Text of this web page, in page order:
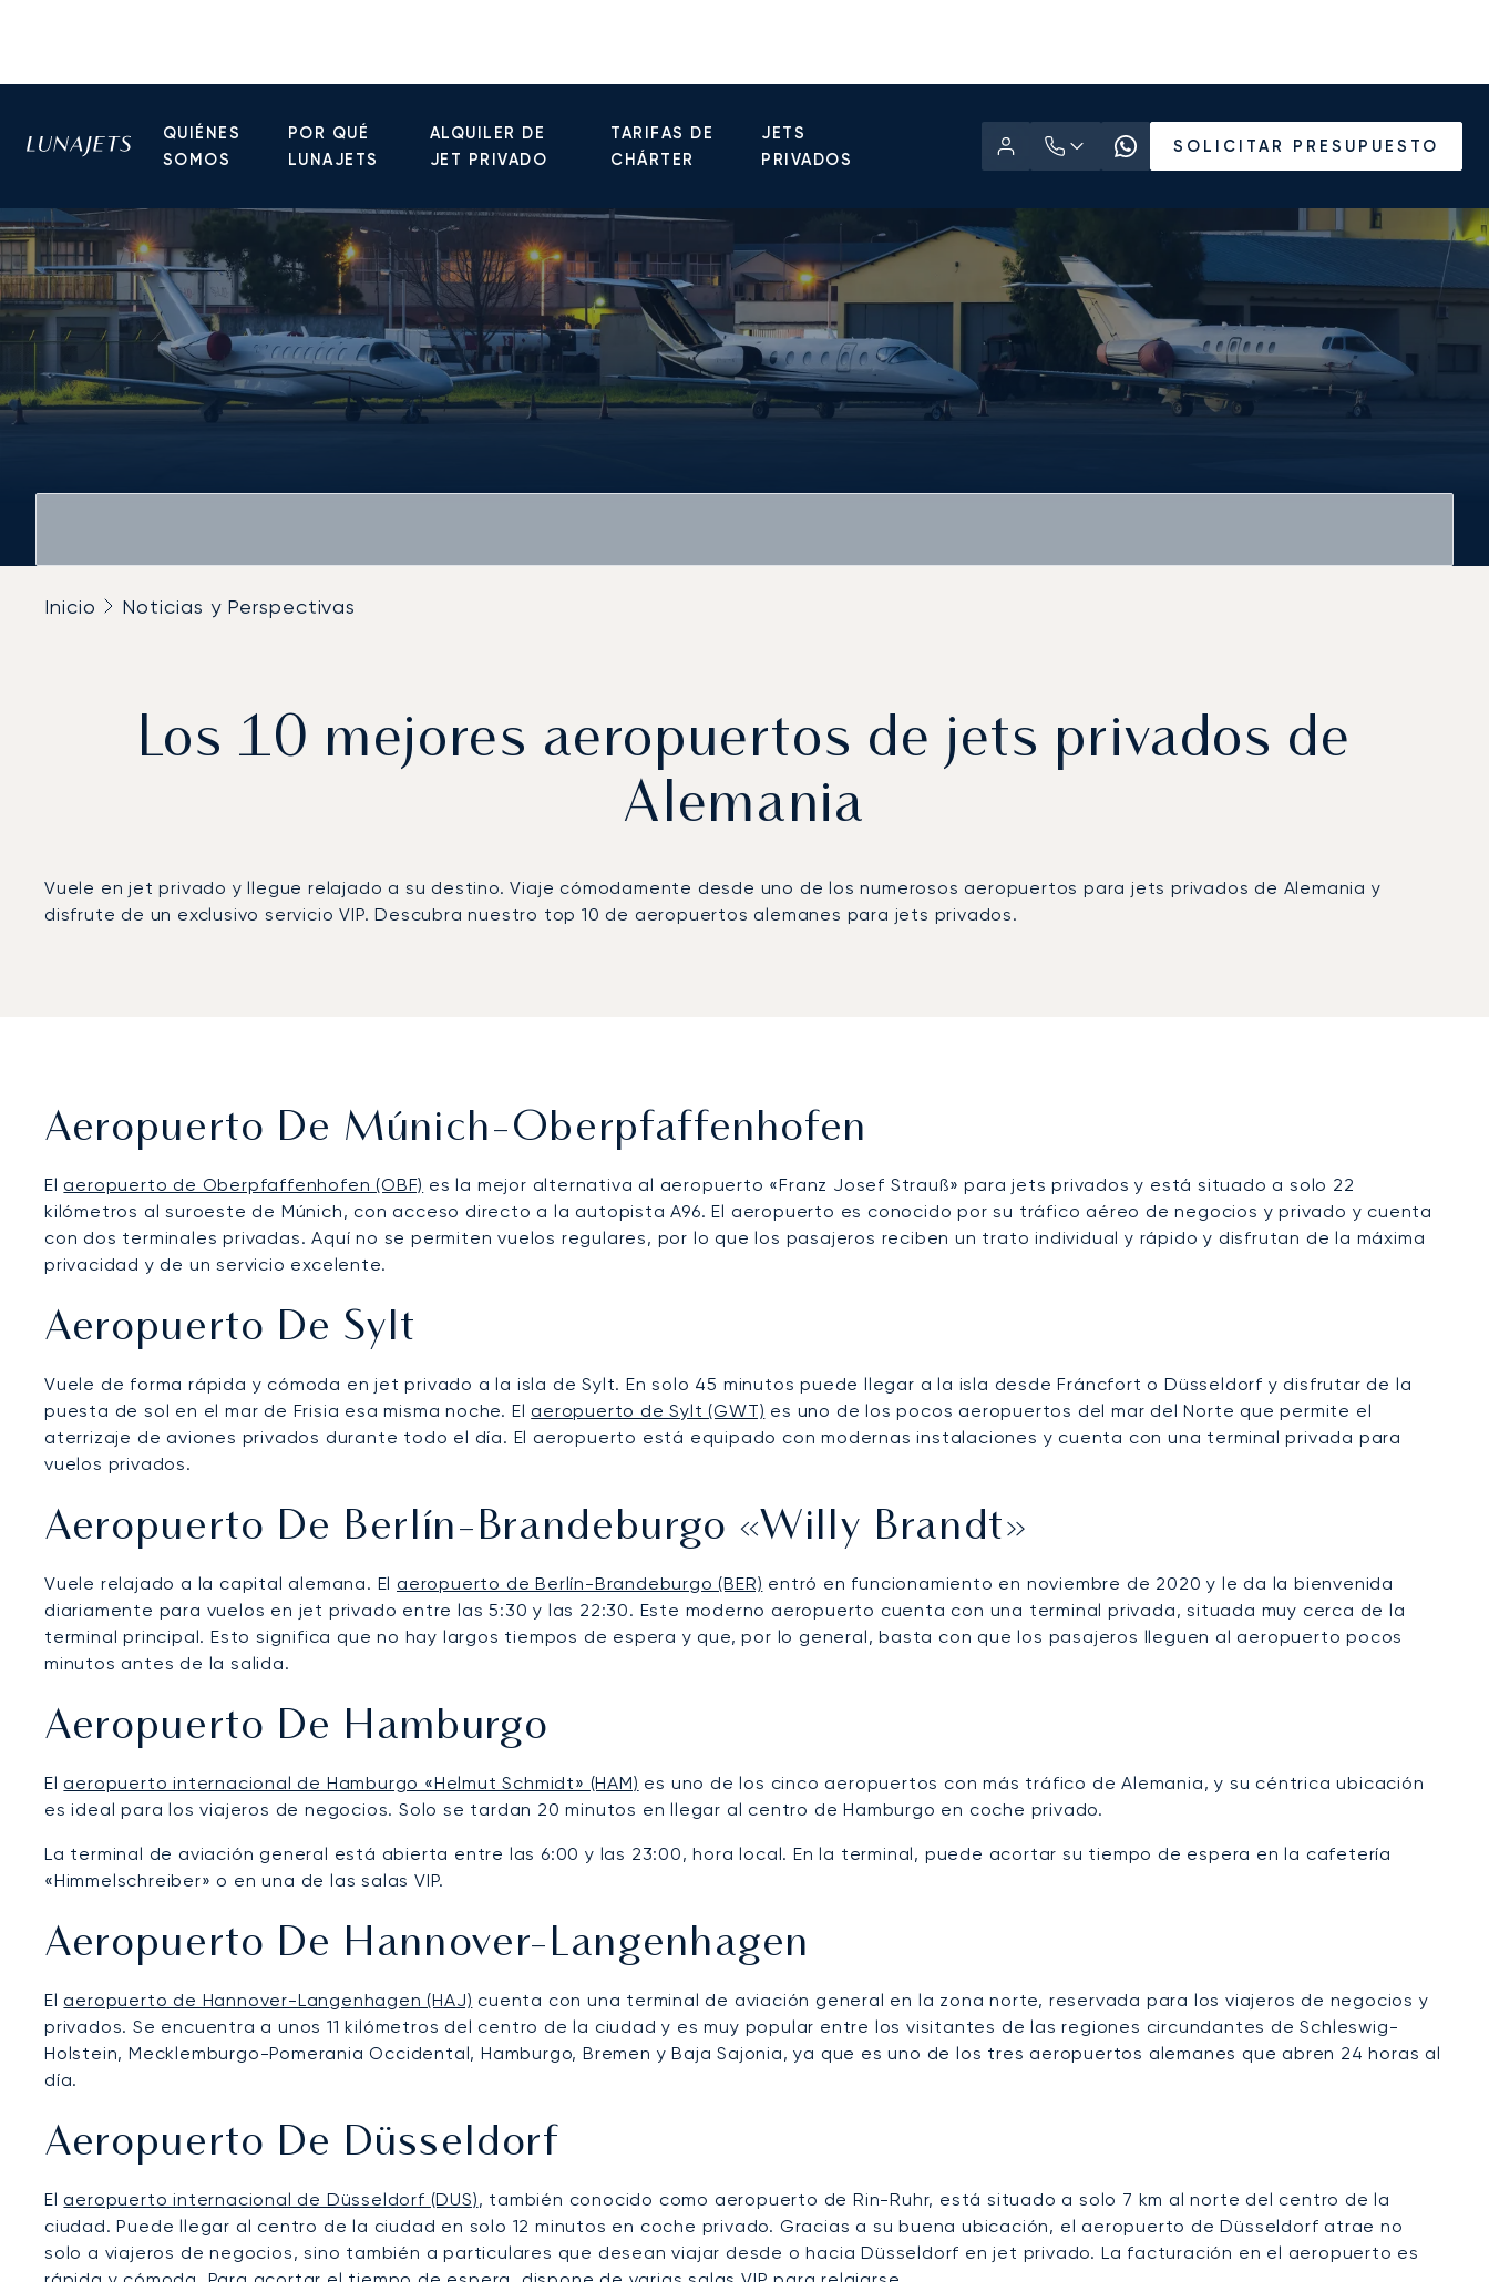
QUIÉNES
SOMOS
POR QUÉ
LUNAJETS
ALQUILER DE
JET PRIVADO
TARIFAS DE
CHÁRTER
JETS
PRIVADOS
SOLICITAR PRESUPUESTO
Inicio Noticias y Perspectivas
Los 10 mejores aeropuertos de jets privados de
Alemania
Vuele en jet privado y llegue relajado a su destino. Viaje cómodamente desde uno de los numerosos aeropuertos para jets privados de Alemania y
disfrute de un exclusivo servicio VIP. Descubra nuestro top 10 de aeropuertos alemanes para jets privados.
Aeropuerto De Múnich-Oberpfaffenhofen
El aeropuerto de Oberpfaffenhofen (OBF) es la mejor alternativa al aeropuerto «Franz Josef Strauß» para jets privados y está situado a solo 22
kilómetros al suroeste de Múnich, con acceso directo a la autopista A96. El aeropuerto es conocido por su tráfico aéreo de negocios y privado y cuenta
con dos terminales privadas. Aquí no se permiten vuelos regulares, por lo que los pasajeros reciben un trato individual y rápido y disfrutan de la máxima
privacidad y de un servicio excelente.
Aeropuerto De Sylt
Vuele de forma rápida y cómoda en jet privado a la isla de Sylt. En solo 45 minutos puede llegar a la isla desde Fráncfort o Düsseldorf y disfrutar de la
puesta de sol en el mar de Frisia esa misma noche. El aeropuerto de Sylt (GWT) es uno de los pocos aeropuertos del mar del Norte que permite el
aterrizaje de aviones privados durante todo el día. El aeropuerto está equipado con modernas instalaciones y cuenta con una terminal privada para
vuelos privados.
Aeropuerto De Berlín-Brandeburgo «Willy Brandt»
Vuele relajado a la capital alemana. El aeropuerto de Berlín-Brandeburgo (BER) entró en funcionamiento en noviembre de 2020 y le da la bienvenida
diariamente para vuelos en jet privado entre las 5:30 y las 22:30. Este moderno aeropuerto cuenta con una terminal privada, situada muy cerca de la
terminal principal. Esto significa que no hay largos tiempos de espera y que, por lo general, basta con que los pasajeros lleguen al aeropuerto pocos
minutos antes de la salida.
Aeropuerto De Hamburgo
El aeropuerto internacional de Hamburgo «Helmut Schmidt» (HAM) es uno de los cinco aeropuertos con más tráfico de Alemania, y su céntrica ubicación
es ideal para los viajeros de negocios. Solo se tardan 20 minutos en llegar al centro de Hamburgo en coche privado.
La terminal de aviación general está abierta entre las 6:00 y las 23:00, hora local. En la terminal, puede acortar su tiempo de espera en la cafetería
«Himmelschreiber» o en una de las salas VIP.
Aeropuerto De Hannover-Langenhagen
El aeropuerto de Hannover-Langenhagen (HAJ) cuenta con una terminal de aviación general en la zona norte, reservada para los viajeros de negocios y
privados. Se encuentra a unos 11 kilómetros del centro de la ciudad y es muy popular entre los visitantes de las regiones circundantes de Schleswig-
Holstein, Mecklemburgo-Pomerania Occidental, Hamburgo, Bremen y Baja Sajonia, ya que es uno de los tres aeropuertos alemanes que abren 24 horas al
día.
Aeropuerto De Düsseldorf
El aeropuerto internacional de Düsseldorf (DUS), también conocido como aeropuerto de Rin-Ruhr, está situado a solo 7 km al norte del centro de la
ciudad. Puede llegar al centro de la ciudad en solo 12 minutos en coche privado. Gracias a su buena ubicación, el aeropuerto de Düsseldorf atrae no
solo a viajeros de negocios, sino también a particulares que desean viajar desde o hacia Düsseldorf en jet privado. La facturación en el aeropuerto es